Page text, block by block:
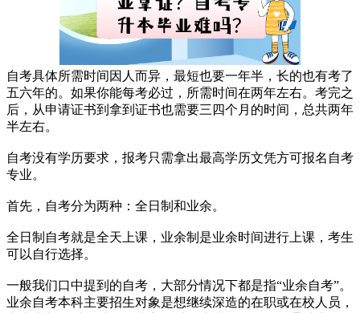
自考具体所需时间因人而异，最短也要一年半，长的也有考了
五六年的。如果你能每考必过，所需时间在两年左右。考完之
后，从申请证书到拿到证书也需要三四个月的时间，总共两年
半左右。
自考没有学历要求，报考只需拿出最高学历文凭方可报名自考
专业。
首先，自考分为两种：全日制和业余。
全日制自考就是全天上课，业余制是业余时间进行上课，考生
可以自行选择。
一般我们口中提到的自考，大部分情况下都是指“业余自考”。
业余自考本科主要招生对象是想继续深造的在职或在校人员，